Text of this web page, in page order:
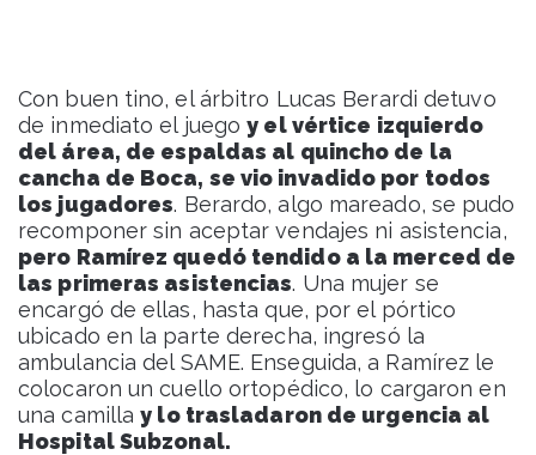
Con buen tino, el árbitro Lucas Berardi detuvo
de inmediato el juegoy el vértice izquierdo
del área, de espaldas al quincho de la
cancha de Boca, se vio invadido por todos
los jugadores. Berardo, algo mareado, se pudo
recomponer sin aceptar vendajes ni asistencia,
pero Ramírez quedó tendido a la merced de
las primeras asistencias. Una mujer se
encargó de ellas, hasta que, por el pórtico
ubicado en la parte derecha, ingresó la
ambulancia del SAME. Enseguida, a Ramírez le
colocaron un cuello ortopédico, lo cargaron en
una camillay lo trasladaron de urgencia al
Hospital Subzonal.